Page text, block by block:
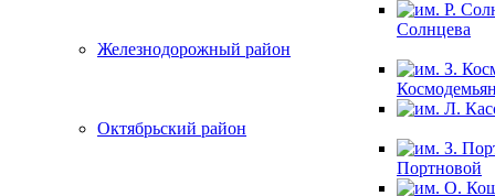
Солнцева
Железнодорожный район
Октябрьский район
Портновой